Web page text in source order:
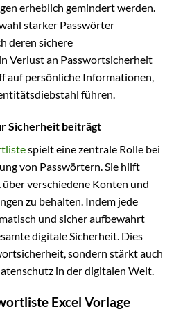
erheblich gemindert werden.
starker Passwörter
deren sichere
Verlust an Passwortsicherheit
auf persönliche Informationen,
führen.
Sicherheit beiträgt
spielt eine zentrale Rolle bei
von Passwörtern. Sie hilft
verschiedene Konten und
zu behalten. Indem jede
und sicher aufbewahrt
digitale Sicherheit. Dies
sondern stärkt auch
in der digitalen Welt.
Excel Vorlage